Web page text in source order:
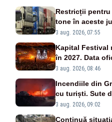
Restricții pentru
tone în aceste
este interzisă
3 aug. 2026, 07:55
Kapital Festival
în 2027. Data
3 aug. 2026, 08:46
Incendiile din
cu turiști. Sute
mare, drumuri
3 aug. 2026, 09:02
Continuă